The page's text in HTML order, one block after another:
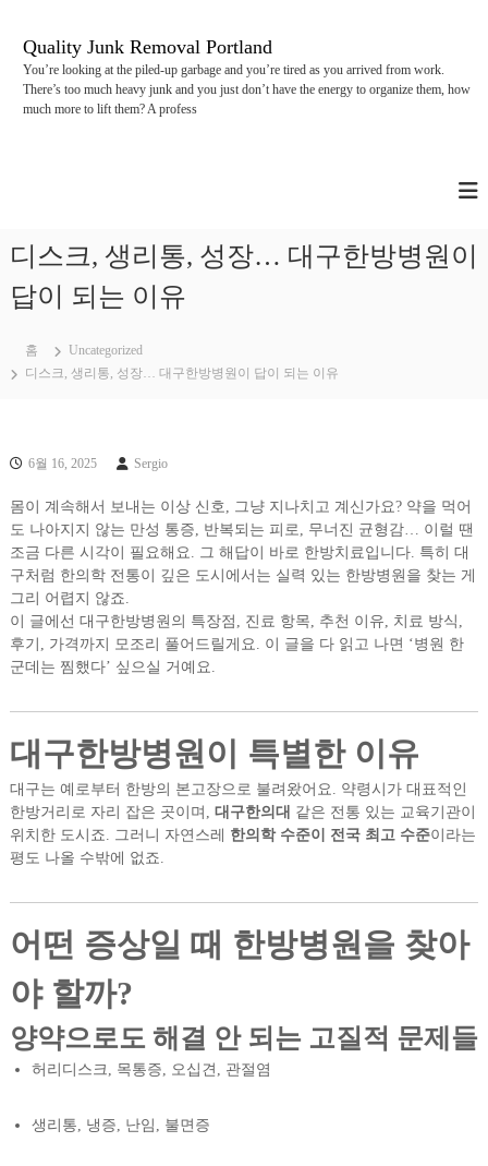
Quality Junk Removal Portland
You’re looking at the piled-up garbage and you’re tired as you arrived from work.
There’s too much heavy junk and you just don’t have the energy to organize them, how
much more to lift them? A profess
디스크, 생리통, 성장… 대구한방병원이
답이 되는 이유
홈
Uncategorized
디스크, 생리통, 성장… 대구한방병원이 답이 되는 이유
6월 16, 2025 Sergio
몸이 계속해서 보내는 이상 신호, 그냥 지나치고 계신가요? 약을 먹어
도 나아지지 않는 만성 통증, 반복되는 피로, 무너진 균형감… 이럴 땐
조금 다른 시각이 필요해요. 그 해답이 바로 한방치료입니다. 특히 대
구처럼 한의학 전통이 깊은 도시에서는 실력 있는 한방병원을 찾는 게
그리 어렵지 않죠.
이 글에선 대구한방병원의 특장점, 진료 항목, 추천 이유, 치료 방식,
후기, 가격까지 모조리 풀어드릴게요. 이 글을 다 읽고 나면 ‘병원 한
군데는 찜했다’ 싶으실 거예요.
대구한방병원이 특별한 이유
대구는 예로부터 한방의 본고장으로 불려왔어요. 약령시가 대표적인
한방거리로 자리 잡은 곳이며, 대구한의대 같은 전통 있는 교육기관이
위치한 도시죠. 그러니 자연스레 한의학 수준이 전국 최고 수준이라는
평도 나올 수밖에 없죠.
어떤 증상일 때 한방병원을 찾아
야 할까?
양약으로도 해결 안 되는 고질적 문제들
허리디스크, 목통증, 오십견, 관절염
생리통, 냉증, 난임, 불면증